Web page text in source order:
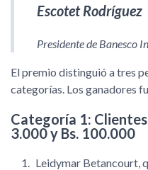
Escotet Rodríguez
Presidente de Banesco
El premio distinguió a tres
categorías. Los ganadores
Categoría 1:
3.000 y Bs. 100.000
Leidymar Betancourt,